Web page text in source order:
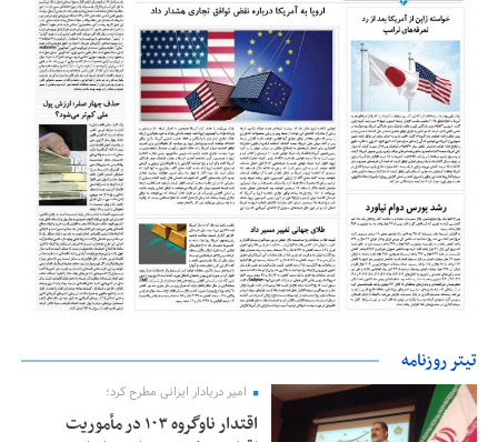
تیتر روزنامه
امیر دریادار ایرانی مطرح کرد؛
اقتدار ناوگروه ۱۰۳ در مأموریت‌